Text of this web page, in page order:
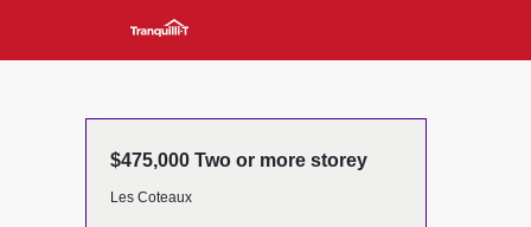
$475,000 Two or more storey
Les Coteaux